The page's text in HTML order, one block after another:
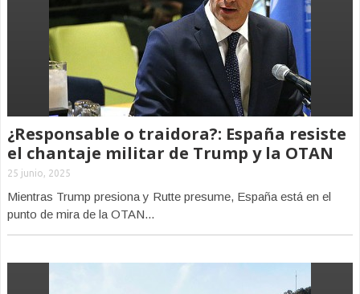
¿Responsable o traidora?: España resiste
el chantaje militar de Trump y la OTAN
25 junio, 2025
Mientras Trump presiona y Rutte presume, España está en el
punto de mira de la OTAN...